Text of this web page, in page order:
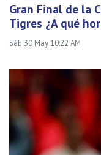
Gran Final de la
Tigres ¿A qué
Sáb 30 May 10:22 AM